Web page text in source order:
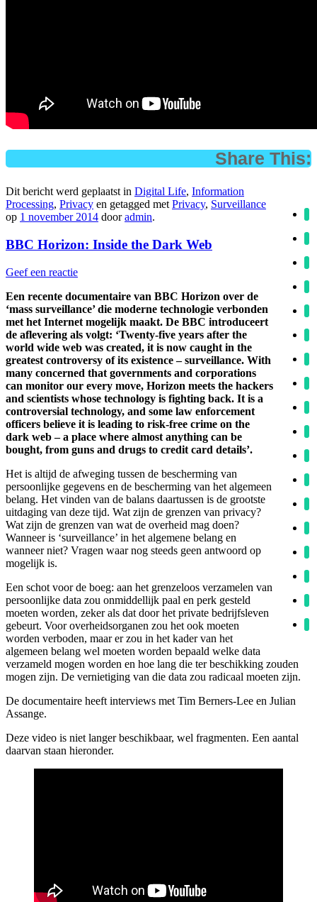
Share This:
Dit bericht werd geplaatst in Digital Life, Information
Processing, Privacy en getagged met Privacy, Surveillance
op 1 november 2014 dooradmin.
BBC Horizon: Inside the Dark Web
Geef een reactie
Een recente documentaire van BBC Horizon over de
‘mass surveillance’ die moderne technologie verbonden
met het Internet mogelijk maakt. De BBC introduceert
de aflevering als volgt: ‘Twenty-five years after the
world wide web was created, it is now caught in the
greatest controversy of its existence – surveillance. With
many concerned that governments and corporations
can monitor our every move, Horizon meets the hackers
and scientists whose technology is fighting back. It is a
controversial technology, and some law enforcement
officers believe it is leading to risk-free crime on the
dark web – a place where almost anything can be
bought, from guns and drugs to credit card details’.
Het is altijd de afweging tussen de bescherming van
persoonlijke gegevens en de bescherming van het algemeen
belang. Het vinden van de balans daartussen is de grootste
uitdaging van deze tijd. Wat zijn de grenzen van privacy?
Wat zijn de grenzen van wat de overheid mag doen?
Wanneer is ‘surveillance’ in het algemene belang en
wanneer niet? Vragen waar nog steeds geen antwoord op
mogelijk is.
Een schot voor de boeg: aan het grenzeloos verzamelen van
persoonlijke data zou onmiddellijk paal en perk gesteld
moeten worden, zeker als dat door het private bedrijfsleven
gebeurt. Voor overheidsorganen zou het ook moeten
worden verboden, maar er zou in het kader van het
algemeen belang wel moeten worden bepaald welke data
verzameld mogen worden en hoe lang die ter beschikking zouden
mogen zijn. De vernietiging van die data zou radicaal moeten zijn.
De documentaire heeft interviews met Tim Berners-Lee en Julian
Assange.
Deze video is niet langer beschikbaar, wel fragmenten. Een aantal
daarvan staan hieronder.